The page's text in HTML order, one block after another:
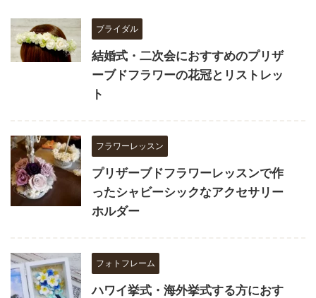
ブライダル
結婚式・二次会におすすめのプリザ
ーブドフラワーの花冠とリストレッ
ト
フラワーレッスン
プリザーブドフラワーレッスンで作
ったシャビーシックなアクセサリー
ホルダー
フォトフレーム
ハワイ挙式・海外挙式する方におす